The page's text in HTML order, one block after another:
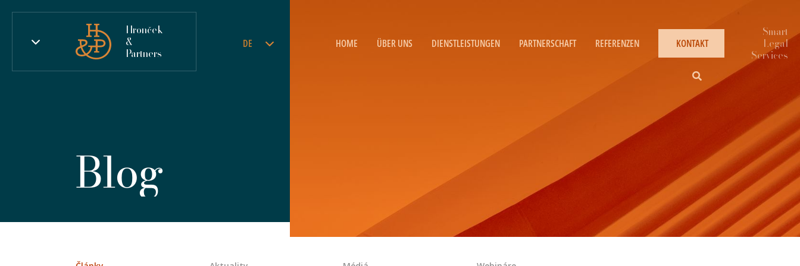
Hronček
&
Partners
DE HOME ÜBER UNS DIENSTLEISTUNGEN PARTNERSCHAFT REFERENZEN KONTAKT
Blog